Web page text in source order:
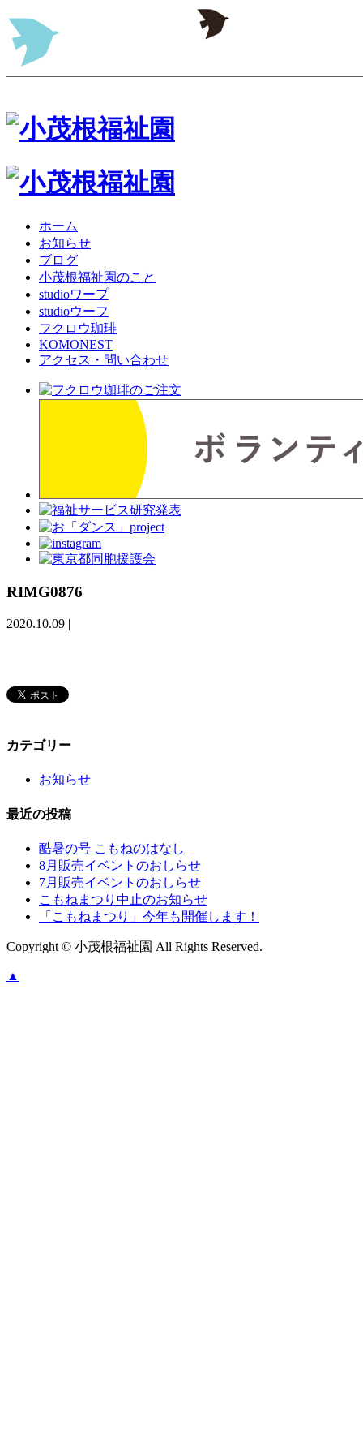
ホーム
お知らせ
ブログ
小茂根福祉園のこと
studioワープ
studioウーフ
フクロウ珈琲
KOMONEST
アクセス・問い合わせ
RIMG0876
2020.10.09 |
カテゴリー
お知らせ
最近の投稿
酷暑の号 こもねのはなし
8月販売イベントのおしらせ
7月販売イベントのおしらせ
こもねまつり中止のお知らせ
「こもねまつり」今年も開催します！
Copyright © 小茂根福祉園 All Rights Reserved.
▲